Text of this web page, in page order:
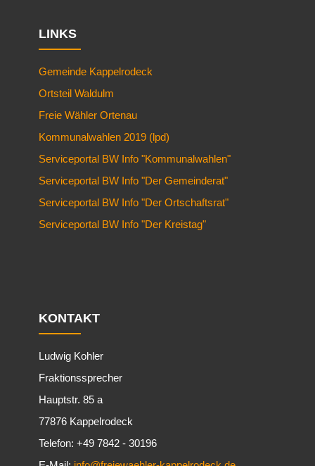
LINKS
Gemeinde Kappelrodeck
Ortsteil Waldulm
Freie Wähler Ortenau
Kommunalwahlen 2019 (lpd)
Serviceportal BW Info "Kommunalwahlen"
Serviceportal BW Info "Der Gemeinderat"
Serviceportal BW Info "Der Ortschaftsrat"
Serviceportal BW Info "Der Kreistag"
KONTAKT
Ludwig Kohler
Fraktionssprecher
Hauptstr. 85 a
77876 Kappelrodeck
Telefon: +49 7842 - 30196